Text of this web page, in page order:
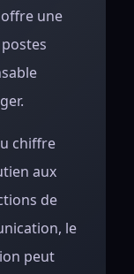
une
chiffre
aux
de
le
peut